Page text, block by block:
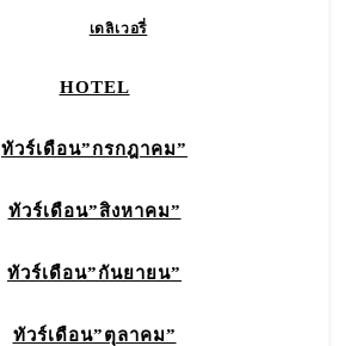
เดลิเวอรี่
HOTEL
ทัวร์เดือน”กรกฎาคม”
ทัวร์เดือน”สิงหาคม”
ทัวร์เดือน”กันยายน”
ทัวร์เดือน”ตุลาคม”